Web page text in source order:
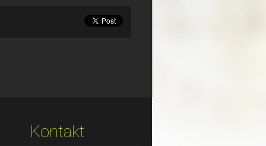
Kontakt